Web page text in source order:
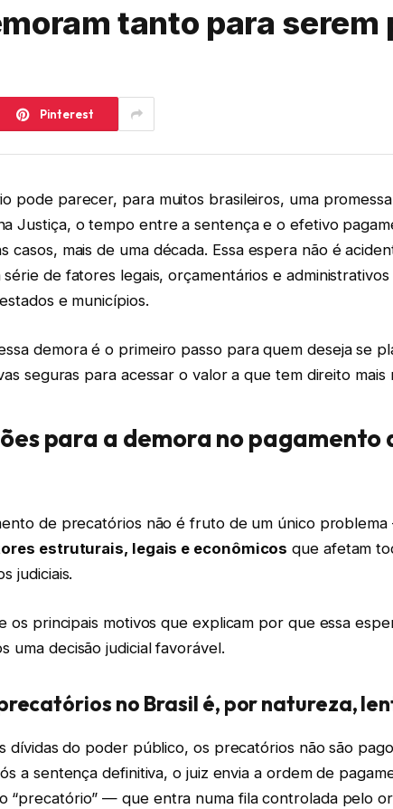
tanto para serem
Pinterest
pode parecer, para muitos brasileiros, uma
Justiça, o tempo entre a sentença e o efetivo
mais de uma década. Essa espera não é
de fatores legais, orçamentários e
e municípios.
demora é o primeiro passo para quem deseja se
seguras para acessar o valor a que tem direito mais
para a demora no pagamento
de precatórios não é fruto de um único
estruturais, legais e econômicos que afetam
judiciais.
os principais motivos que explicam por que essa
uma decisão judicial favorável.
no Brasil é, por natureza,
dívidas do poder público, os precatórios não são
a sentença definitiva, o juiz envia a ordem de
“precatório” — que entra numa fila controlada pelo